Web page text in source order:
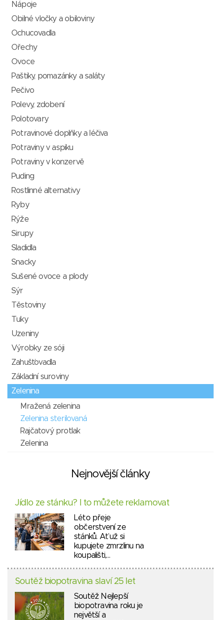
Nápoje
Obilné vločky a obiloviny
Ochucovadla
Ořechy
Ovoce
Paštiky, pomazánky a saláty
Pečivo
Polevy, zdobení
Polotovary
Potravinové doplňky a léčiva
Potraviny v aspiku
Potraviny v konzervě
Puding
Rostlinné alternativy
Ryby
Rýže
Sirupy
Sladidla
Snacky
Sušené ovoce a plody
Sýr
Těstoviny
Tuky
Uzeniny
Výrobky ze sóji
Zahušťovadla
Základní suroviny
Zelenina
Mražená zelenina
Zelenina sterilovaná
Rajčatový protlak
Zelenina
Nejnovější články
Jídlo ze stánku? I to můžete reklamovat
Léto přeje
občerstvení ze
stánků. Ať už si
kupujete zmrzlinu na
koupališti,…
Soutěž biopotravina slaví 25 let
Soutěž Nejlepší
biopotravina roku je
největší a